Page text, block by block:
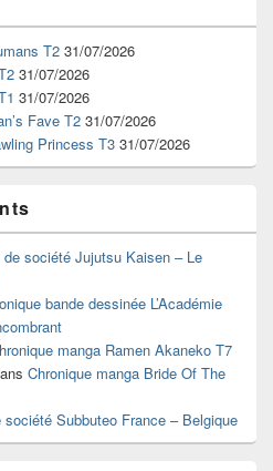
T2 31/07/2026
31/07/2026
31/07/2026
Fave T2 31/07/2026
Princess T3 31/07/2026
de société Jujutsu Kaisen – Le
bande dessinée L’Académie
manga Ramen Akaneko T7
Chronique manga Bride Of The
société Subbuteo France – Belgique